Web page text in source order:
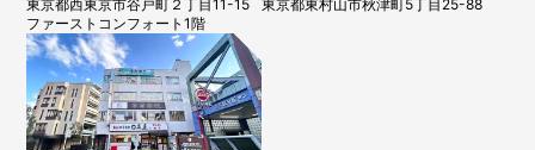
東京都西東京市谷戸町２丁目11-15
ファーストコンフォート1階
東京都東村山市秋津町5丁目25-88